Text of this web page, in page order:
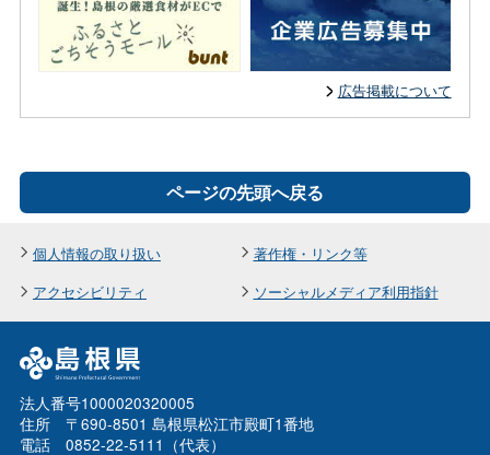
広告掲載について
ページの先頭へ戻る
個人情報の取り扱い
著作権・リンク等
アクセシビリティ
ソーシャルメディア利用指針
法人番号1000020320005
住所 〒690-8501 島根県松江市殿町1番地
電話 0852-22-5111（代表）